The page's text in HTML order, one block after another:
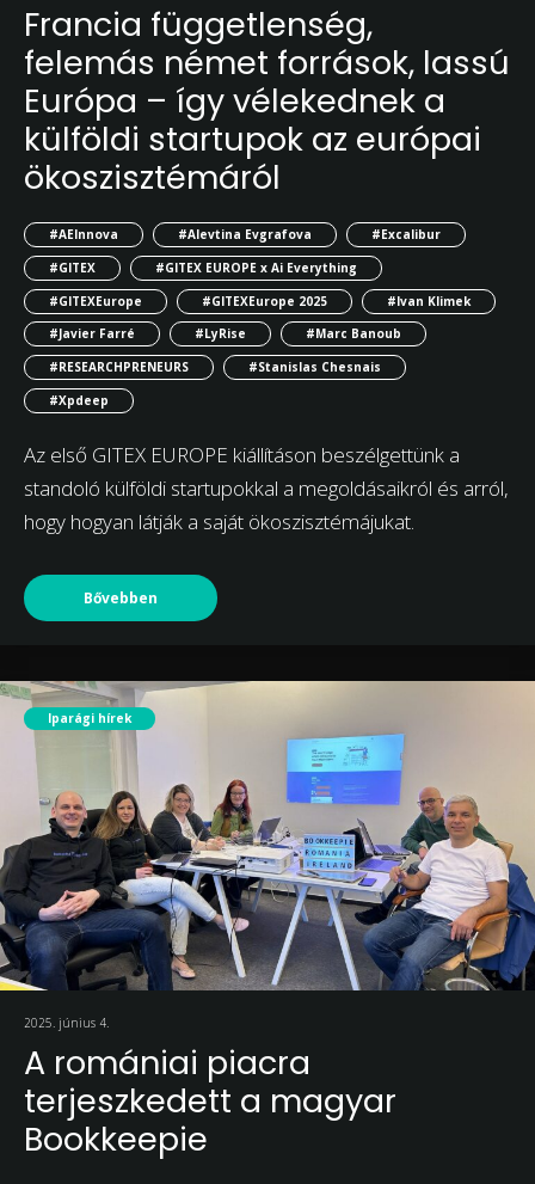
Francia függetlenség,
felemás német források, lassú
Európa – így vélekednek a
külföldi startupok az európai
ökoszisztémáról
#AEInnova #Alevtina Evgrafova
#Excalibur
#GITEX
#GITEX EUROPE x Ai Everything
#GITEXEurope
#GITEXEurope 2025
#Ivan Klimek
#Javier Farré
#LyRise
#Marc Banoub
#RESEARCHPRENEURS
#Stanislas Chesnais
#Xpdeep
Az első GITEX EUROPE kiállításon beszélgettünk a
standoló külföldi startupokkal a megoldásaikról és arról,
hogy hogyan látják a saját ökoszisztémájukat.
Bővebben
Iparági hírek
2025. június 4.
A romániai piacra
terjeszkedett a magyar
Bookkeepie